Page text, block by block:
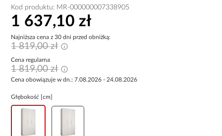
Kod produktu: MR-000000007338905
1 637,10 zł
Najniższa cena z 30 dni przed obniżką:
1 819,00 zł
Cena regularna
1 819,00 zł
Cena obowiązuje w dn.: 7.08.2026 - 24.08.2026
Głębokość [cm]